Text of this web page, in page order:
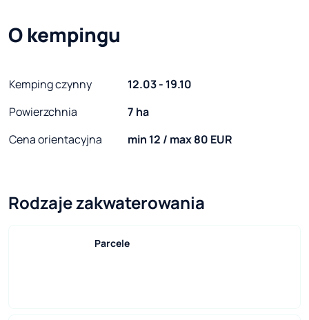
O kempingu
Kemping czynny
12.03 - 19.10
Powierzchnia
7 ha
Cena orientacyjna
min 12 / max 80 EUR
Rodzaje zakwaterowania
Parcele